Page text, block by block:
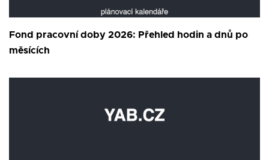
Fond pracovní doby 2026: Přehled hodin a dnů po
měsících